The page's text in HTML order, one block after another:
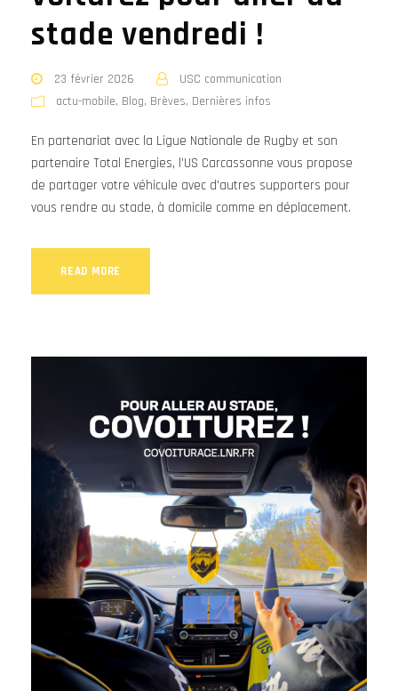
stade vendredi !
23 février 2026
USC communication
actu-mobile, Blog, Brèves, Dernières infos
En partenariat avec la Ligue Nationale de Rugby et son
partenaire Total Energies, l'US Carcassonne vous propose
de partager votre véhicule avec d'autres supporters pour
vous rendre au stade, à domicile comme en déplacement.
READ MORE